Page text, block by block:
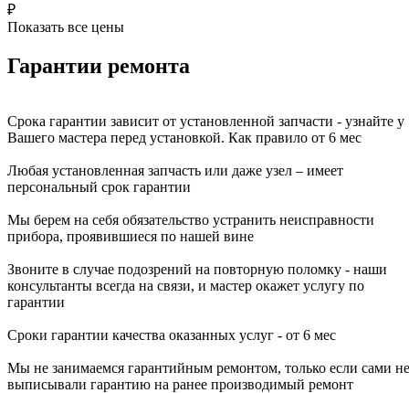
₽
Показать все цены
Гарантии ремонта
Срока гарантии зависит от установленной запчасти - узнайте у
Вашего мастера перед установкой. Как правило от 6 мес
Любая установленная запчасть или даже узел – имеет
персональный срок гарантии
Мы берем на себя обязательство устранить неисправности
прибора, проявившиеся по нашей вине
Звоните в случае подозрений на повторную поломку - наши
консультанты всегда на связи, и мастер окажет услугу по
гарантии
Сроки гарантии качества оказанных услуг - от 6 мес
Мы не занимаемся гарантийным ремонтом, только если сами не
выписывали гарантию на ранее производимый ремонт